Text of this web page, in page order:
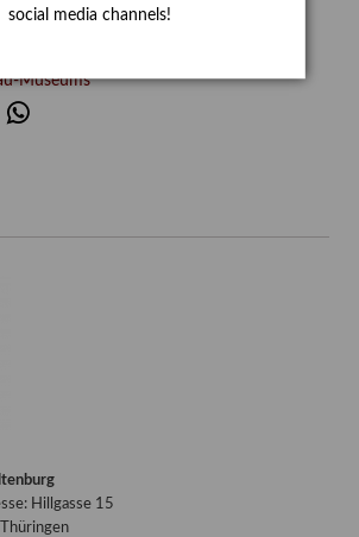
vergessen? – Kunstdetektivinnen im
Museums
mail
Hillgasse 15
social media channels!